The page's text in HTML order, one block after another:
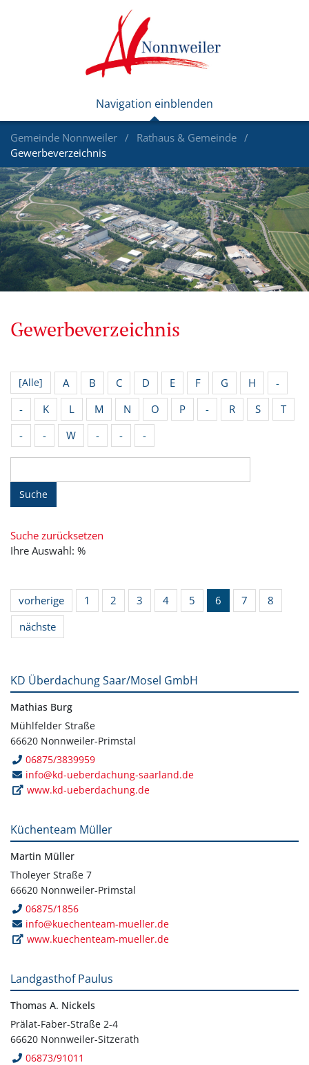
Gemeinde Nonnweiler
Rathaus & Gemeinde
Gewerbeverzeichnis
Gewerbeverzeichnis
[Alle] A B C D E F G H
-
-
K L M N O P - R S
T
-
- W - - -
Suche
Suche zurücksetzen
Ihre Auswahl: %
vorherige 1 2 3 4 5 6 7
8
nächste
KD Überdachung Saar/Mosel GmbH
Mathias Burg
Mühlfelder Straße
66620 Nonnweiler-Primstal
06875/3839959
info@kd-ueberdachung-saarland.de
www.kd-ueberdachung.de
Küchenteam Müller
Martin Müller
Tholeyer Straße 7
66620 Nonnweiler-Primstal
06875/1856
info@kuechenteam-mueller.de
www.kuechenteam-mueller.de
Landgasthof Paulus
Thomas A. Nickels
Prälat-Faber-Straße 2-4
66620 Nonnweiler-Sitzerath
06873/91011